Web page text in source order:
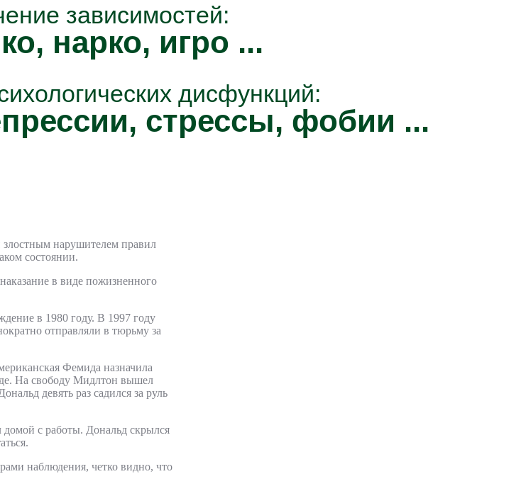
зависимостей:
нарко, игро ...
дисфункций:
стрессы, фобии ...
нарушителем правил
состоянии.
в виде пожизненного
в 1980 году. В 1997 году
отправляли в тюрьму за
Фемида назначила
На свободу Мидлтон вышел
девять раз садился за руль
с работы. Дональд скрылся
наблюдения, четко видно, что